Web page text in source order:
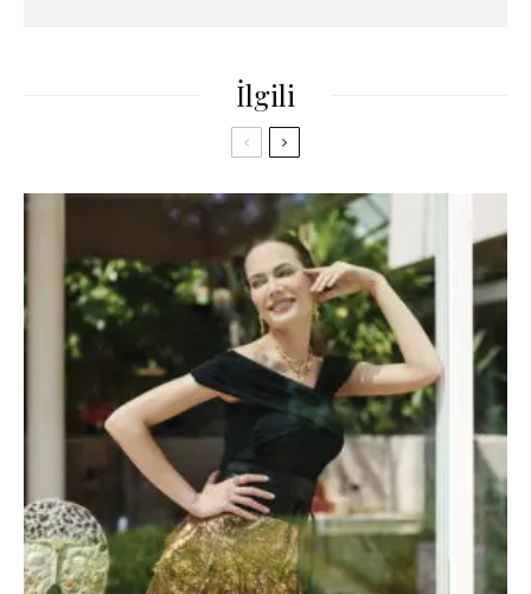
İlgili